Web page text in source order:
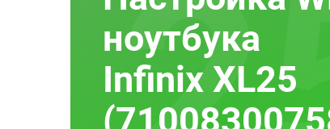
ноутбука
Infinix XL25